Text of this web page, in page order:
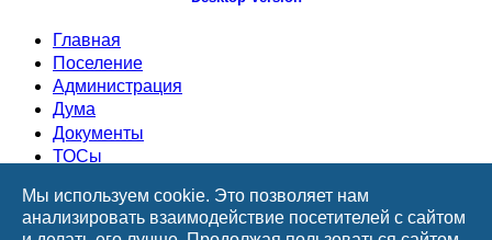
Главная
Поселение
Администрация
Дума
Документы
ТОСы
Приемная
Мы используем cookie. Это позволяет нам
анализировать взаимодействие посетителей с сайтом